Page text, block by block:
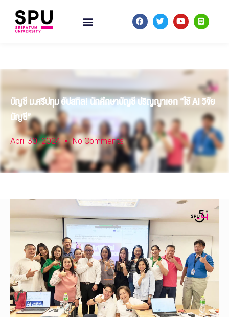
บัญชี ม.ศรีปทุม อัปสกิล! นักศึกษาบัญชี ปริญญาเอก “ใช้ AI วิจัย
บัญชี”
April 30, 2024 No Comments